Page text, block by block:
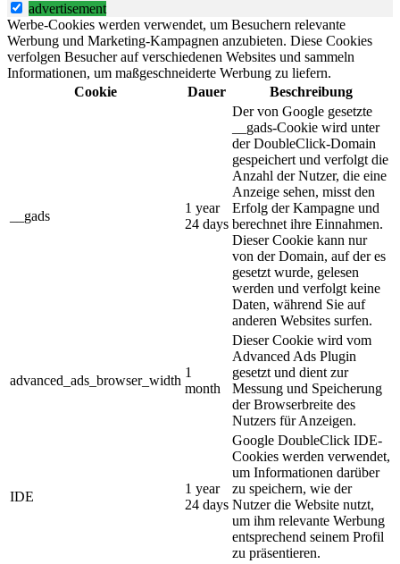
advertisement
Werbe-Cookies werden verwendet, um Besuchern relevante
Werbung und Marketing-Kampagnen anzubieten. Diese Cookies
verfolgen Besucher auf verschiedenen Websites und sammeln
Informationen, um maßgeschneiderte Werbung zu liefern.
Cookie
Dauer Beschreibung
__gads
1 year
24 days
Der von Google gesetzte
__gads-Cookie wird unter
der DoubleClick-Domain
gespeichert und verfolgt die
Anzahl der Nutzer, die eine
Anzeige sehen, misst den
Erfolg der Kampagne und
berechnet ihre Einnahmen.
Dieser Cookie kann nur
von der Domain, auf der es
gesetzt wurde, gelesen
werden und verfolgt keine
Daten, während Sie auf
anderen Websites surfen.
advanced_ads_browser_width
1
month
Dieser Cookie wird vom
Advanced Ads Plugin
gesetzt und dient zur
Messung und Speicherung
der Browserbreite des
Nutzers für Anzeigen.
IDE
1 year
24 days
Google DoubleClick IDE-
Cookies werden verwendet,
um Informationen darüber
zu speichern, wie der
Nutzer die Website nutzt,
um ihm relevante Werbung
entsprechend seinem Profil
zu präsentieren.